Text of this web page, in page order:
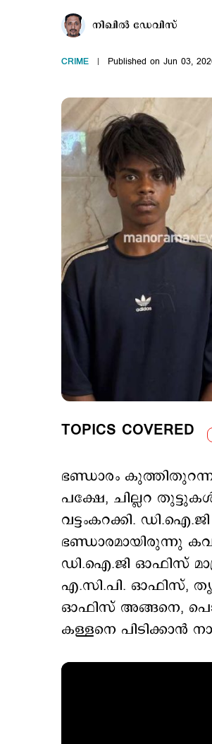
നിഖില്‍ ഡേവിസ്
CRIME Published on Jun 03,
TOPICS COVERED
ഭണ്ഡാരം
പക്ഷേ, ചില്ലറ
വട്ടംകറക്കി.
ഭണ്ഡാരമായിരുന്നു
ഡി.ഐ.ജി ഓഫിസ്
എ.സി.പി. ഓഫിസ്,
ഓഫിസ് അങ്ങനെ,
കള്ളനെ പിടിക്കാന്‍